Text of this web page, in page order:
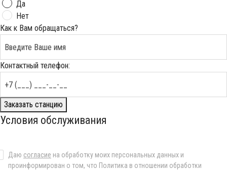
Да
Нет
Как к Вам обращаться?
Контактный телефон:
Заказать станцию
Условия обслуживания
Даю согласие на обработку моих персональных данных и
проинформирован о том, что Политика в отношении обработки